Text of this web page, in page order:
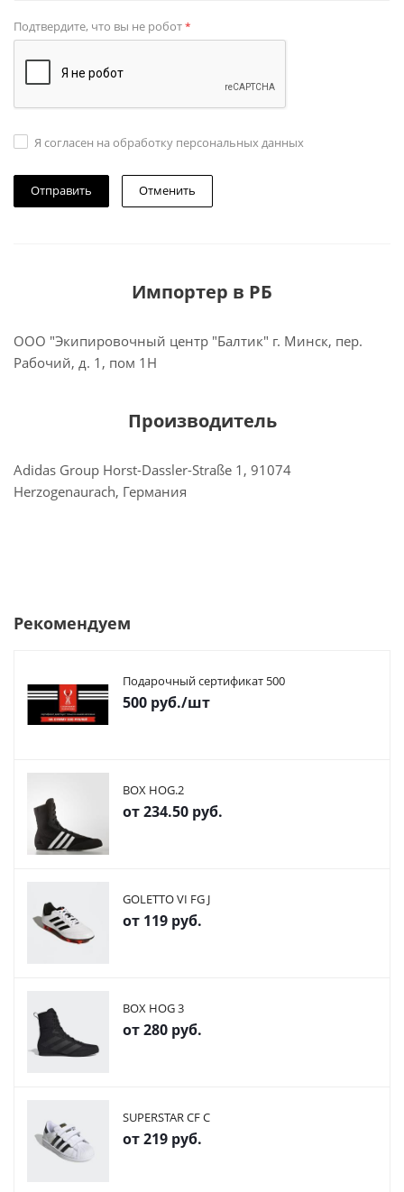
Подтвердите, что вы не робот*
Я согласен на обработку персональных данных
Отменить
Импортер в РБ
ООО "Экипировочный центр "Балтик" г. Минск, пер.
Рабочий, д. 1, пом 1Н
Производитель
Adidas Group Horst-Dassler-Straße 1, 91074
Herzogenaurach, Германия
Рекомендуем
Подарочный сертификат 500
500 руб./шт
BOX HOG.2
от234.50 руб.
GOLETTO VI FG J
от 119 руб.
BOX HOG 3
от280 руб.
SUPERSTAR CF C
от219 руб.